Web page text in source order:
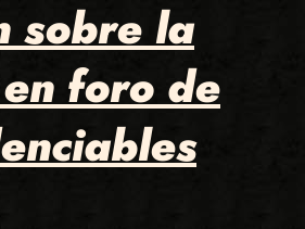
sobre la
foro de